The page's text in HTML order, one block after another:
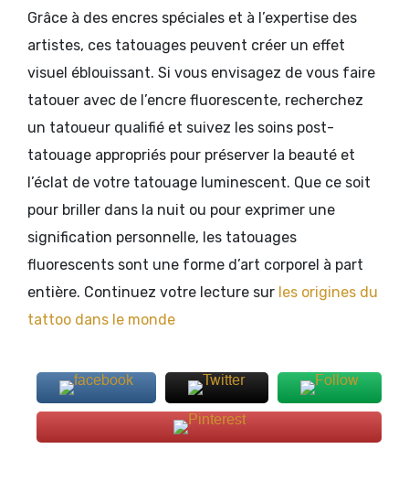
Grâce à des encres spéciales et à l’expertise des
artistes, ces tatouages peuvent créer un effet
visuel éblouissant. Si vous envisagez de vous faire
tatouer avec de l’encre fluorescente, recherchez
un tatoueur qualifié et suivez les soins post-
tatouage appropriés pour préserver la beauté et
l’éclat de votre tatouage luminescent. Que ce soit
pour briller dans la nuit ou pour exprimer une
signification personnelle, les tatouages
fluorescents sont une forme d’art corporel à part
entière. Continuez votre lecture sur les origines du
tattoo dans le monde